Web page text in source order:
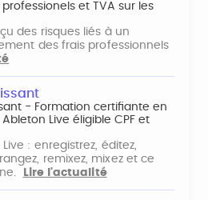
et TVA sur les
des risques liés à un
des frais professionnels
- Formation certifiante en
Live éligible CPF et
: enregistrez, éditez,
remixez, mixez et ce
Lire l'actualité